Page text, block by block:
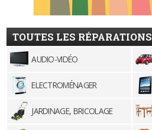
TOUTES LES RÉPARATIONS
AUDIO-VIDÉO
ELECTROMÉNAGER
JARDINAGE, BRICOLAGE